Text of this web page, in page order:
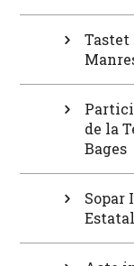
Tastet
de la
Bages
Sopar